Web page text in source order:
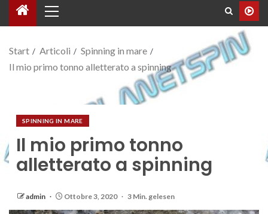
Start Articoli
Spinning in mare
Il mio primo tonno alletterato a spinning
SPINNING IN MARE
Il mio primo tonno
alletterato a spinning
admin Ottobre 3, 2020 3 Min. gelesen